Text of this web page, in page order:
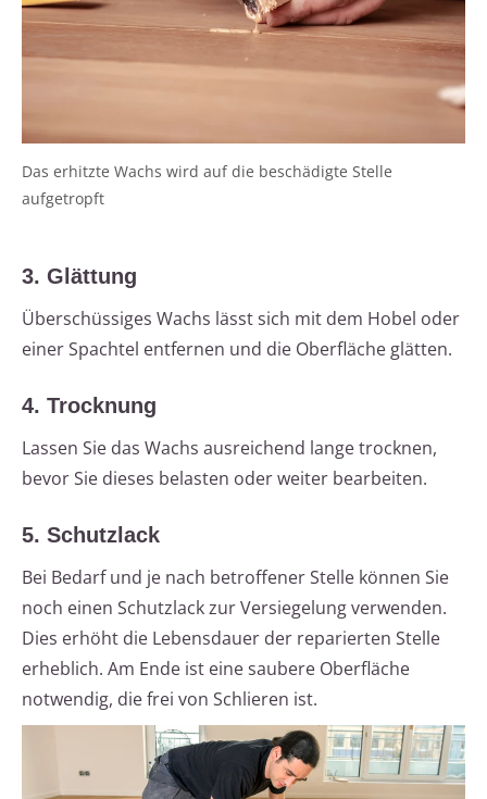
Das erhitzte Wachs wird auf die beschädigte Stelle
aufgetropft
3. Glättung
Überschüssiges Wachs lässt sich mit dem Hobel oder
einer Spachtel entfernen und die Oberfläche glätten.
4. Trocknung
Lassen Sie das Wachs ausreichend lange trocknen,
bevor Sie dieses belasten oder weiter bearbeiten.
5. Schutzlack
Bei Bedarf und je nach betroffener Stelle können Sie
noch einen Schutzlack zur Versiegelung verwenden.
Dies erhöht die Lebensdauer der reparierten Stelle
erheblich. Am Ende ist eine saubere Oberfläche
notwendig, die frei von Schlieren ist.